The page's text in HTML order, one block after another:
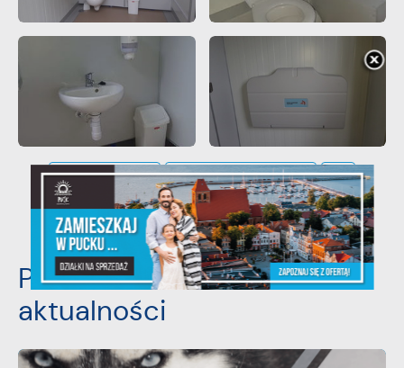
POWRÓT UDOSTĘPNIJ
POPRZEDNI NASTĘPNY
Pozostałe
aktualności